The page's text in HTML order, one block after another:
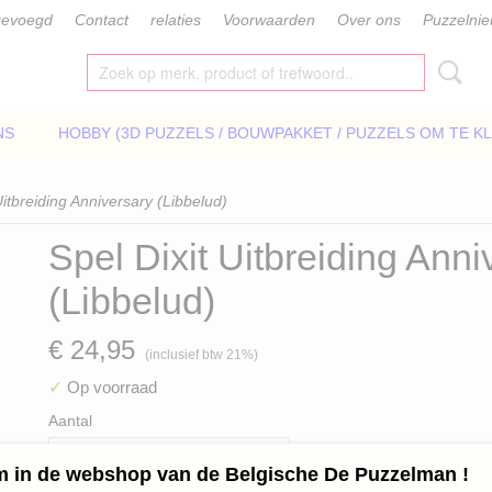
Contact relaties Voorwaarden Over ons
HOBBY (3D PUZZELS / BOUWPAKKET / PUZZELS OM TE
Anniversary (Libbelud)
Spel Dixit Uitbreiding
(Libbelud)
€ 24,95 (inclusief btw 21%)
✓ Op voorraad
Aantal
in de webshop van de Belgische De Puzzelman !